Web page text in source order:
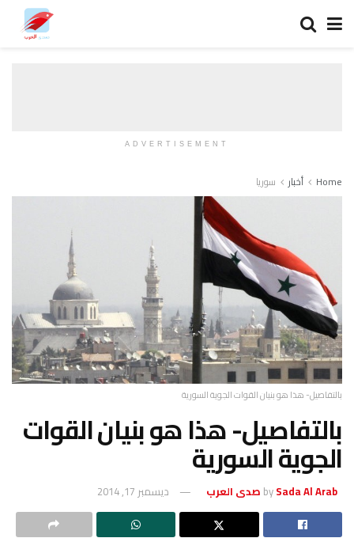
ADVERTISEMENT
Home أخبار سوريا
بالتفاصيل- هذا هو بنيان القوات الجوية السورية
بالتفاصيل- هذا هو بنيان القوات
الجوية السورية
bySada Al Arab صدى العرب ديسمبر 17, 2014